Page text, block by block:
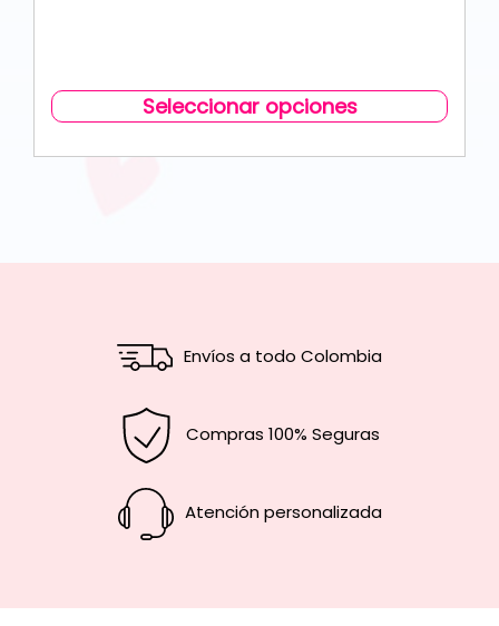
Seleccionar opciones
Envíos a todo Colombia
Compras 100% Seguras
Atención personalizada